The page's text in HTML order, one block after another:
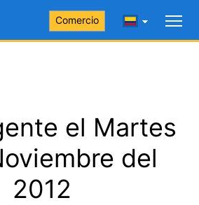
Comercio
el Martes
del
2012